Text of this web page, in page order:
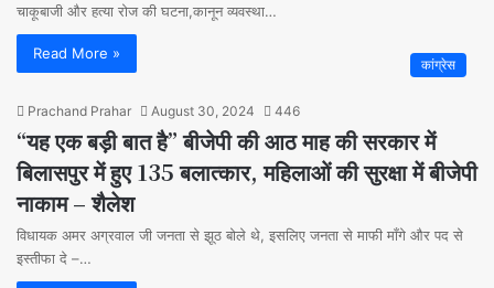
चाकूबाजी और हत्या रोज की घटना,कानून व्यवस्था…
Read More »
कांग्रेस
Prachand Prahar August 30, 2024 446
“यह एक बड़ी बात है” बीजेपी की आठ माह की सरकार में
बिलासपुर में हुए 135 बलात्कार, महिलाओं की सुरक्षा में बीजेपी
नाकाम – शैलेश
विधायक अमर अग्रवाल जी जनता से झूठ बोले थे, इसलिए जनता से माफी माँगे और पद से
इस्तीफा दे –…